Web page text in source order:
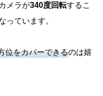
メラが340度回転するこ
っています。
位をカバーできるのは嬉